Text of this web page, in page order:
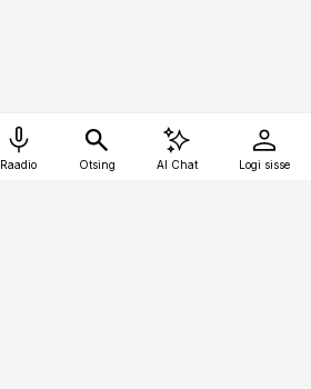
Raadio Otsing AI Chat Logi sisse